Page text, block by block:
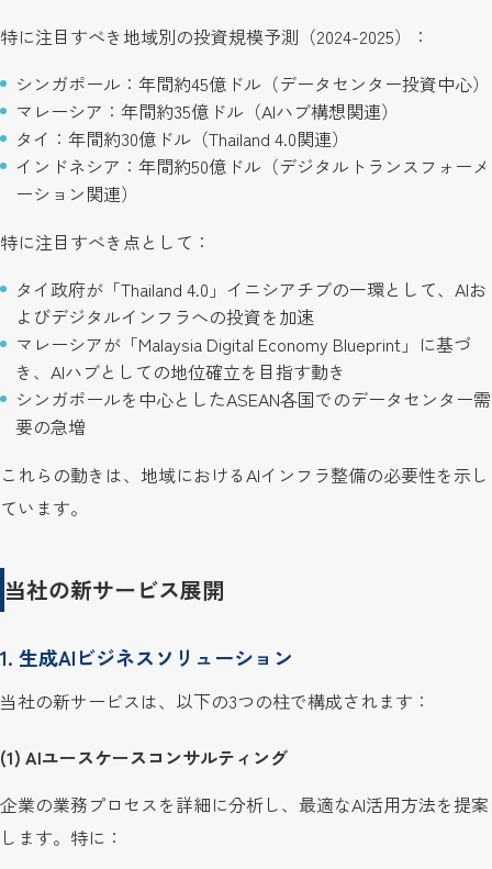
特に注目すべき地域別の投資規模予測（2024-2025）：
シンガポール：年間約45億ドル（データセンター投資中心）
マレーシア：年間約35億ドル（AIハブ構想関連）
タイ：年間約30億ドル（Thailand 4.0関連）
インドネシア：年間約50億ドル（デジタルトランスフォーメ
ーション関連）
特に注目すべき点として：
タイ政府が「Thailand 4.0」イニシアチブの一環として、AIお
よびデジタルインフラへの投資を加速
マレーシアが「Malaysia Digital Economy Blueprint」に基づ
き、AIハブとしての地位確立を目指す動き
シンガポールを中心としたASEAN各国でのデータセンター需
要の急増
これらの動きは、地域におけるAIインフラ整備の必要性を示し
ています。
当社の新サービス展開
1. 生成AIビジネスソリューション
当社の新サービスは、以下の3つの柱で構成されます：
(1) AIユースケースコンサルティング
企業の業務プロセスを詳細に分析し、最適なAI活用方法を提案
します。特に：